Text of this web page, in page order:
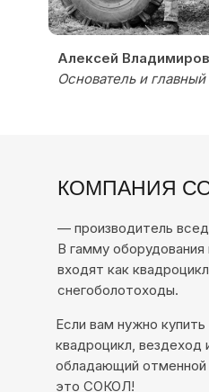
Авторское право
Алексей
Основатель и
КОМПАНИЯ
— производитель
В гамму
входят как
снегоболотоходы.
Если вам нужно
квадроцикл, вездеход
обладающий
это СОКОЛ!